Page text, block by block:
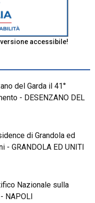
accessibile!
del Garda il 41°
- DESENZANO DEL
di Grandola ed
- GRANDOLA ED UNITI
Nazionale sulla
NAPOLI